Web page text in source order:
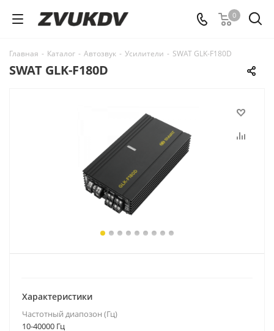
0
Главная - Каталог - Автозвук - Усилители - SWAT GLK-F180D
SWAT GLK-F180D
Характеристики
Частотный диапозон (Гц)
10-40000 Гц